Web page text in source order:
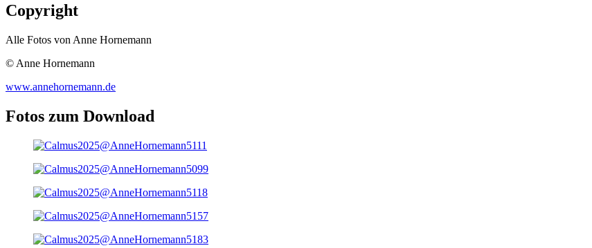
Copyright
Alle Fotos von Anne Hornemann
© Anne Hornemann
www.annehornemann.de
Fotos zum Download